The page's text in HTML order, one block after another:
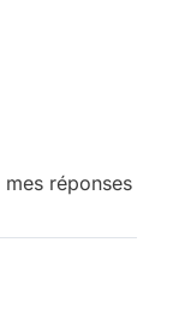
réponses